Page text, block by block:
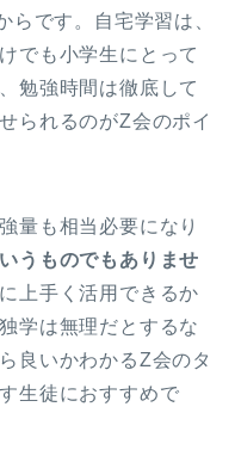
らです。自宅学習は、
でも小学生にとって
勉強時間は徹底して
られるのがZ会のポイ
量も相当必要になり
うものでもありませ
上手く活用できるか
学は無理だとするな
良いかわかるZ会のタ
生徒におすすめで